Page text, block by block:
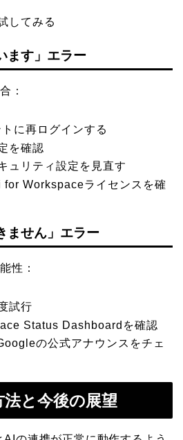
してみる
ます」エラー
：
に再ログインする
を確認
ュリティ設定を見直す
for Workspaceライセンスを確
ません」エラー
性：
試行
Status Dashboardを確認
の公式アナウンスをチェ
と今後の展望